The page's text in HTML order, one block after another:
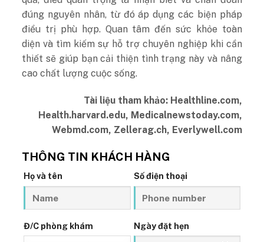
đúng nguyên nhân, từ đó áp dụng các biện pháp
điều trị phù hợp. Quan tâm đến sức khỏe toàn
diện và tìm kiếm sự hỗ trợ chuyên nghiệp khi cần
thiết sẽ giúp bạn cải thiện tình trạng này và nâng
cao chất lượng cuộc sống.
Tài liệu tham khảo: Healthline.com,
Health.harvard.edu, Medicalnewstoday.com,
Webmd.com, Zellerag.ch, Everlywell.com
THÔNG TIN KHÁCH HÀNG
Họ và tên Số điện thoại
Đ/C phòng khám Ngày đặt hẹn